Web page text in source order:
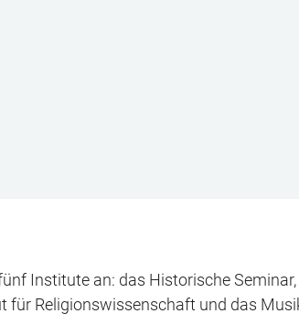
Institute an: das Historische
Religionswissenschaft und das